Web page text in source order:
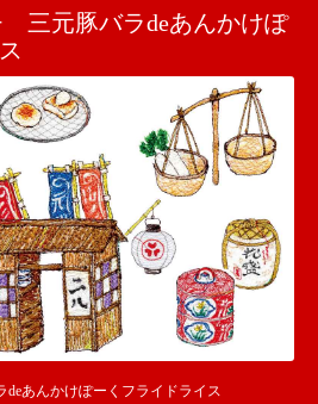
元豚バラdeあんかけぽ
あんかけぽーくフライドライス